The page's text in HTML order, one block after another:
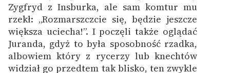
Zygfryd z Insburka, ale sam komtur mu
rzekł: „Rozmarszczcie się, będzie jeszcze
większa uciecha!”. I poczęli także oglądać
Juranda, gdyż to była sposobność rzadka,
albowiem który z rycerzy lub knechtów
widział go przedtem tak blisko, ten zwykle